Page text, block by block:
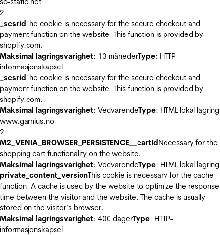
2
_scsridThe cookie is necessary for the secure checkout and
payment function on the website. This function is provided by
shopify.com.
Maksimal lagringsvarighet: 13 månederType: HTTP-
informasjonskapsel
_scsridThe cookie is necessary for the secure checkout and
payment function on the website. This function is provided by
shopify.com.
Maksimal lagringsvarighet: VedvarendeType: HTML lokal lagring
www.garnius.no
2
M2_VENIA_BROWSER_PERSISTENCE__cartIdNecessary for the
shopping cart functionality on the website.
Maksimal lagringsvarighet: VedvarendeType: HTML lokal lagring
private_content_versionThis cookie is necessary for the cache
function. A cache is used by the website to optimize the response
time between the visitor and the website. The cache is usually
stored on the visitor’s browser.
Maksimal lagringsvarighet: 400 dagerType: HTTP-
informasjonskapsel